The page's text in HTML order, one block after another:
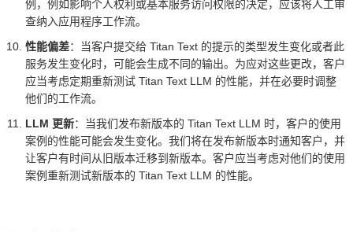
例，例如影响个人权利或基本服务访问权限的决定，应该将人工审
查纳入应用程序工作流。
性能偏差：当客户提交给 Titan Text 的提示的类型发生变化或者此
服务发生变化时，可能会生成不同的输出。为应对这些更改，客户
应当考虑定期重新测试 Titan Text LLM 的性能，并在必要时调整
他们的工作流。
LLM 更新：当我们发布新版本的 Titan Text LLM 时，客户的使用
案例的性能可能会发生变化。我们将在发布新版本时通知客户，并
让客户有时间从旧版本迁移到新版本。客户应当考虑对他们的使用
案例重新测试新版本的 Titan Text LLM 的性能。